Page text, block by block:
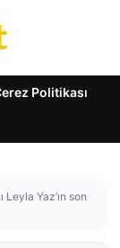
Politikası
Leyla Yaz’ın son